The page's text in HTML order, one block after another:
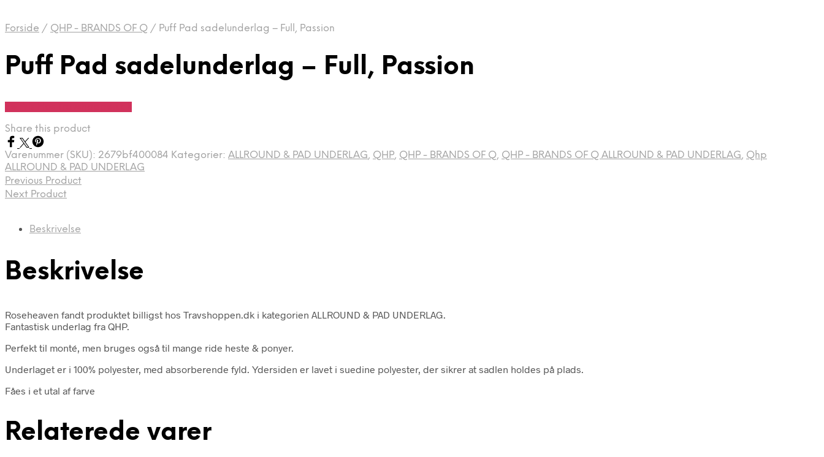
Forside / QHP - BRANDS OF Q / Puff Pad sadelunderlag – Full, Passion
Puff Pad sadelunderlag – Full, Passion
Share this product
Varenummer (SKU): 2679bf400084 Kategorier: ALLROUND & PAD UNDERLAG, QHP, QHP - BRANDS OF Q, QHP - BRANDS OF Q ALLROUND & PAD UNDERLAG, Qhp
ALLROUND & PAD UNDERLAG
Previous Product
Next Product
Beskrivelse
Beskrivelse
Roseheaven fandt produktet billigst hos Travshoppen.dk i kategorien ALLROUND & PAD UNDERLAG.
Fantastisk underlag fra QHP.
Perfekt til monté, men bruges også til mange ride heste & ponyer.
Underlaget er i 100% polyester, med absorberende fyld. Ydersiden er lavet i suedine polyester, der sikrer at sadlen holdes på plads.
Fåes i et utal af farve
Relaterede varer